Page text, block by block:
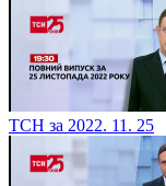
ТСН за 2022. 11. 25